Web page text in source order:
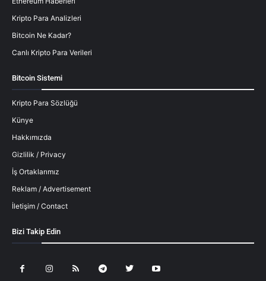
Kripto Para Analizleri
Bitcoin Ne Kadar?
Canlı Kripto Para Verileri
Bitcoin Sistemi
Kripto Para Sözlüğü
Künye
Hakkımızda
Gizlilik / Privacy
İş Ortaklarımız
Reklam / Advertisement
İletişim / Contact
Bizi Takip Edin